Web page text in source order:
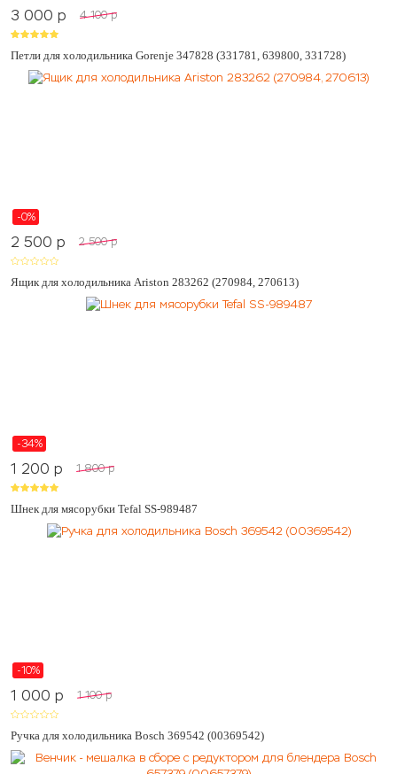
3 000 p 4 100 p
Петли для холодильника Gorenje 347828 (331781, 639800, 331728)
-0%
2 500 p 2 500 p
Ящик для холодильника Ariston 283262 (270984, 270613)
-34%
1 200 p 1 800 p
Шнек для мясорубки Tefal SS-989487
-10%
1 000 p 1 100 p
Ручка для холодильника Bosch 369542 (00369542)